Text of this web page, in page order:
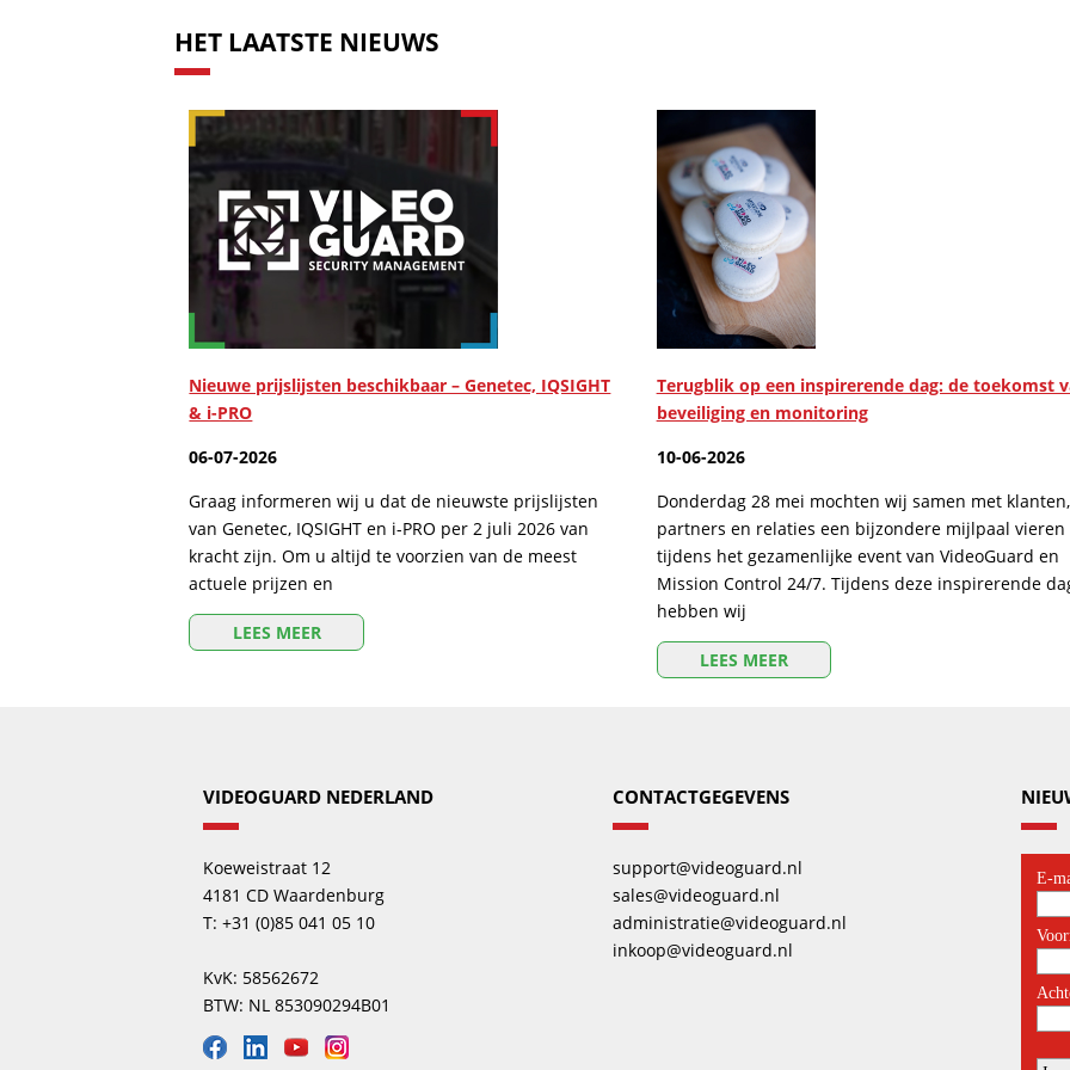
HET LAATSTE NIEUWS
Nieuwe prijslijsten beschikbaar – Genetec, IQSIGHT
& i-PRO
06-07-2026
Graag informeren wij u dat de nieuwste prijslijsten
van Genetec, IQSIGHT en i-PRO per 2 juli 2026 van
kracht zijn. Om u altijd te voorzien van de meest
actuele prijzen en
LEES MEER
Terugblik op een inspirerende dag: de toekomst
beveiliging en monitoring
10-06-2026
Donderdag 28 mei mochten wij samen met klanten,
partners en relaties een bijzondere mijlpaal vieren
tijdens het gezamenlijke event van VideoGuard en
Mission Control 24/7. Tijdens deze inspirerende
hebben wij
LEES MEER
VIDEOGUARD NEDERLAND
Koeweistraat 12
4181 CD Waardenburg
T: +31 (0)85 041 05 10
KvK: 58562672
BTW: NL 853090294B01
CONTACTGEGEVENS
support@videoguard.nl
sales@videoguard.nl
administratie@videoguard.nl
inkoop@videoguard.nl